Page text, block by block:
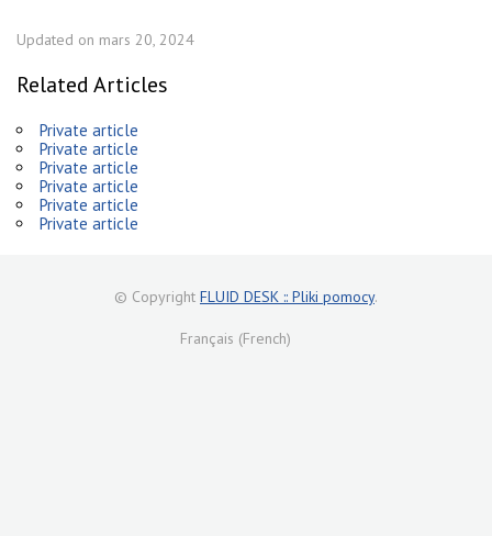
Updated on mars 20, 2024
Related Articles
Private article
Private article
Private article
Private article
Private article
Private article
© Copyright FLUID DESK :: Pliki pomocy.
Français (French)